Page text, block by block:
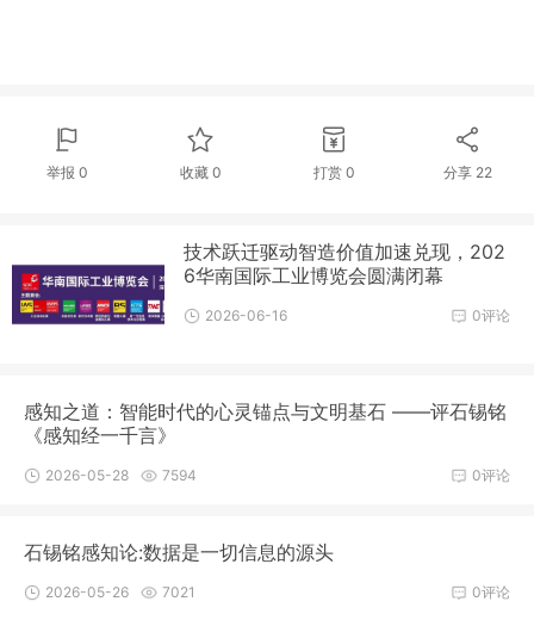
举报 0 收藏 0 打赏 0 分享 22
技术跃迁驱动智造价值加速兑现，202
6华南国际工业博览会圆满闭幕
0评论
2026-06-16
感知之道：智能时代的心灵锚点与文明基石 ——评石锡铭
《感知经一千言》
0评论
2026-05-28 7594
石锡铭感知论:数据是一切信息的源头
0评论
2026-05-26 7021